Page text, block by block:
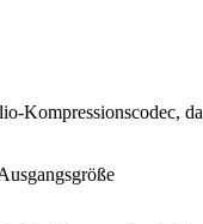
Kompressionscodec, da